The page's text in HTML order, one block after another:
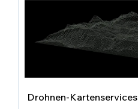
Drohnen-Kartenservices